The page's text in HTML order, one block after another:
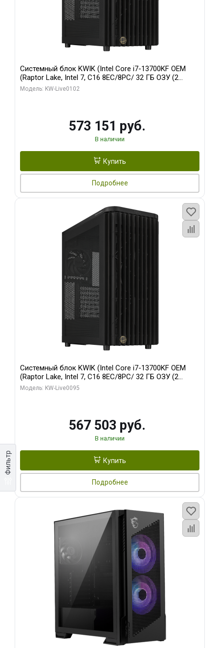
Фильтр
Системный блок KWIK (Intel Core i7-13700KF OEM
(Raptor Lake, Intel 7, C16 8EC/8PC/ 32 ГБ ОЗУ (2
модуля)/ Afox RTX4090 24GB GDDR6X 384-Bit 3xDP
Модель: KW-Live0102
573 151 руб.
В наличии
Купить
Подробнее
Системный блок KWIK (Intel Core i7-13700KF OEM
(Raptor Lake, Intel 7, C16 8EC/8PC/ 32 ГБ ОЗУ (2
модуля)/ Afox RTX4090 24GB GDDR6X 384-Bit 3xDP
Модель: KW-Live0095
567 503 руб.
В наличии
Купить
Подробнее